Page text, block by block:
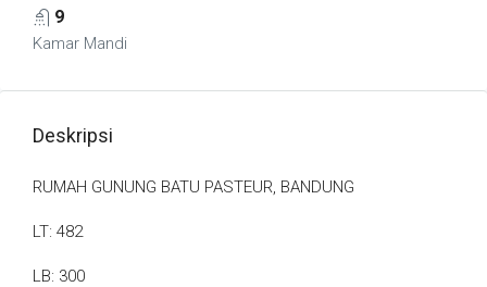
9
Kamar Mandi
Deskripsi
RUMAH GUNUNG BATU PASTEUR, BANDUNG
LT: 482
LB: 300